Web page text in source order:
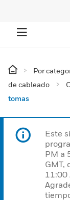
Por
de cableado
tomas
Este
PM a
GMT,
11:00